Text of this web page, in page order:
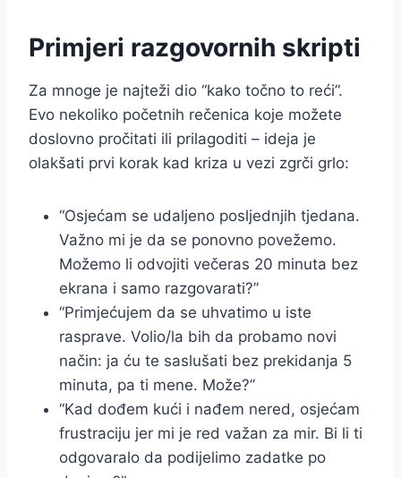
Primjeri razgovornih skripti
Za mnoge je najteži dio “kako točno to reći”.
Evo nekoliko početnih rečenica koje možete
doslovno pročitati ili prilagoditi – ideja je
olakšati prvi korak kad kriza u vezi zgrči grlo:
“Osjećam se udaljeno posljednjih tjedana.
Važno mi je da se ponovno povežemo.
Možemo li odvojiti večeras 20 minuta bez
ekrana i samo razgovarati?”
“Primjećujem da se uhvatimo u iste
rasprave. Volio/la bih da probamo novi
način: ja ću te saslušati bez prekidanja 5
minuta, pa ti mene. Može?”
“Kad dođem kući i nađem nered, osjećam
frustraciju jer mi je red važan za mir. Bi li ti
odgovaralo da podijelimo zadatke po